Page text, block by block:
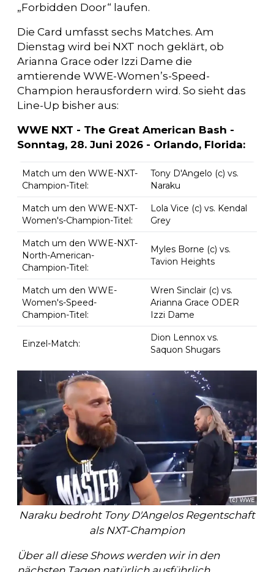
„Forbidden Door“ laufen.
Die Card umfasst sechs Matches. Am
Dienstag wird bei NXT noch geklärt, ob
Arianna Grace oder Izzi Dame die
amtierende WWE-Women’s-Speed-
Champion herausfordern wird. So sieht das
Line-Up bisher aus:
WWE NXT - The Great American Bash -
Sonntag, 28. Juni 2026 - Orlando, Florida:
Match um den WWE-NXT-
Champion-Titel:
Tony D'Angelo (c) vs.
Naraku
Match um den WWE-NXT-
Women's-Champion-Titel:
Lola Vice (c) vs. Kendal
Grey
Match um den WWE-NXT-
North-American-
Champion-Titel:
Myles Borne (c) vs.
Tavion Heights
Match um den WWE-
Women's-Speed-
Champion-Titel:
Wren Sinclair (c) vs.
Arianna Grace ODER
Izzi Dame
Einzel-Match:
Dion Lennox vs.
Saquon Shugars
Naraku bedroht Tony D'Angelos Regentschaft
als NXT-Champion
Über all diese Shows werden wir in den